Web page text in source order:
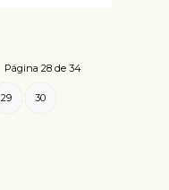
Página 28 de 34
29 30